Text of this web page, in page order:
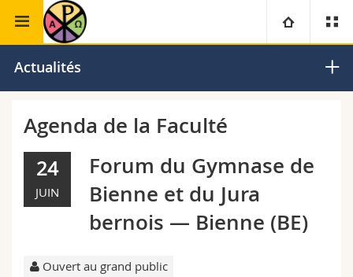
Université
Campus
Recherche
Théologie
Droit
Sciences économiques et sociales et management
Vous êtes
Futurs étudiants
Ressources
Faculté de théologie Sciences liturgiques
Actualités
Agenda de la Faculté
24
JUIN
Forum du Gymnase de
Bienne et du Jura
bernois — Bienne (BE)
Ouvert au grand public